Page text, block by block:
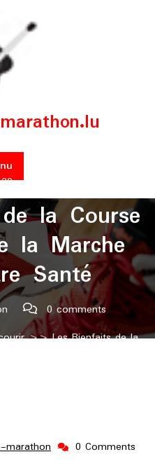
août 2025
la Course
la Marche
Santé
0 comments
>> Les Bienfaits de la
marathon ing- 0 Comments